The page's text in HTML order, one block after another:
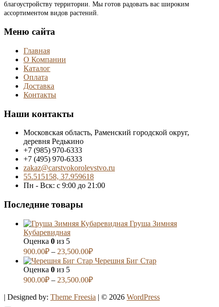
благоустройству территории. Мы готов радовать вас широким
ассортиментом видов растений.
Меню сайта
Главная
О Компании
Каталог
Оплата
Доставка
Контакты
Наши контакты
Московская область, Раменский городской округ,
деревня Редькино
+7 (985) 970-6333
+7 (495) 970-6333
zakaz@carstvokorolevstvo.ru
55.515158, 37.959618
Пн - Вск: с 9:00 до 21:00
Последние товары
Груша Зимняя
Кубаревидная
Оценка 0 из 5
900.00₽ – 23,500.00₽
Черешня Биг Стар
Оценка 0 из 5
900.00₽ – 23,500.00₽
| Designed by: Theme Freesia | © 2026 WordPress